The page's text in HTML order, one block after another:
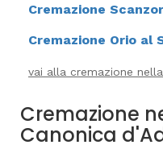
Cremazione
Cremazione Orio al
vai alla cremazione
Cremazione
Canonica